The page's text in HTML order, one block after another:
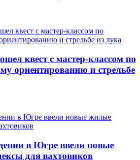
квест с мастер-классом по
ориентированию и стрельбе
в Югре ввели новые
для вахтовиков